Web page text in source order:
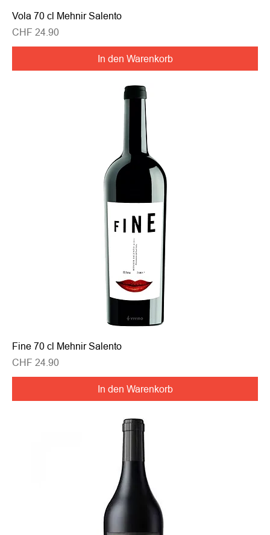
Vola 70 cl Mehnir Salento
Preis
CHF 24.90
In den Warenkorb
Fine 70 cl Mehnir Salento
Preis
CHF 24.90
In den Warenkorb